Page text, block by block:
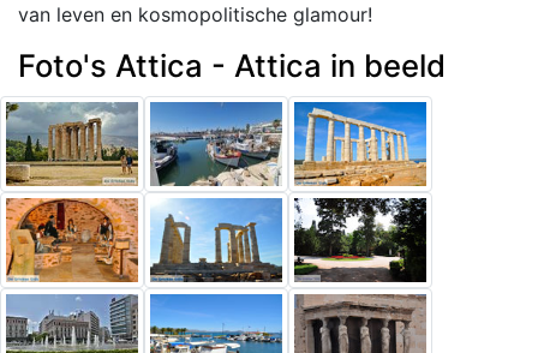
van leven en kosmopolitische glamour!
Foto's Attica - Attica in beeld